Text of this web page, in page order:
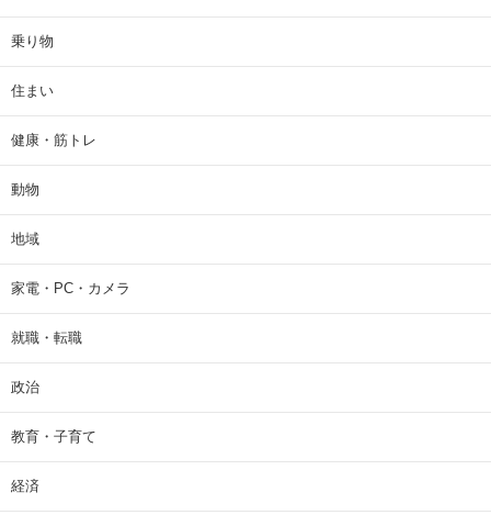
乗り物
住まい
健康・筋トレ
動物
地域
家電・PC・カメラ
就職・転職
政治
教育・子育て
経済